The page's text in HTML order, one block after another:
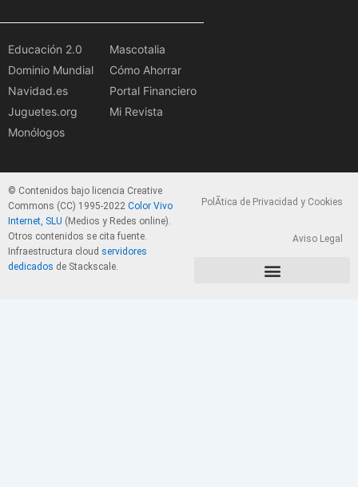
Educación 2.0
Dominio Mundial
Navidad.es
Juguetes.org
Monólogos
Mascotalia
Cómo Ahorrar
Portal Financiero
Mi Revista
© Contenidos bajo licencia Creative
Commons (CC) 1995-2022 Color Vivo
Internet, SLU (Medios y Redes online).
Otros contenidos se cita fuente.
Infraestructura cloud servidores
dedicados de Stackscale.
PolÃ­tica de Privacidad y Cookies
Aviso Legal